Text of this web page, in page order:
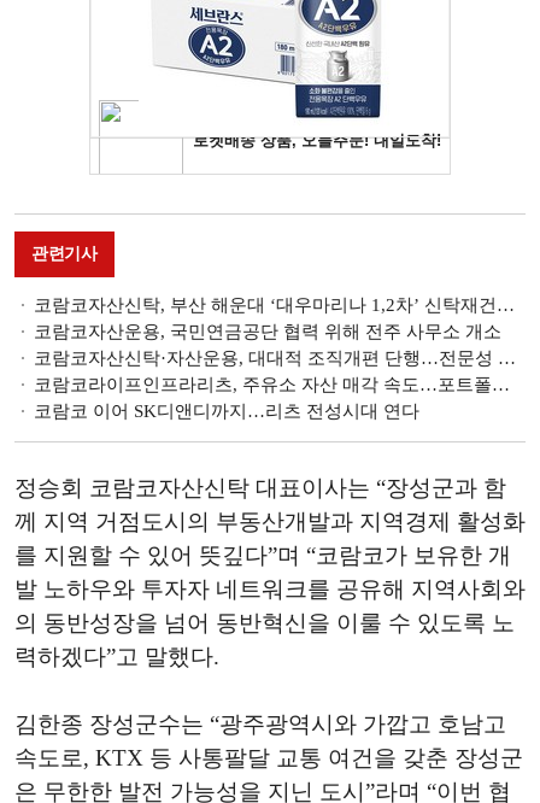
관련기사
코람코자산신탁, 부산 해운대 ‘대우마리나 1,2차’ 신탁재건축 추진
코람코자산운용, 국민연금공단 협력 위해 전주 사무소 개소
코람코자산신탁·자산운용, 대대적 조직개편 단행…전문성 강화 방점
코람코라이프인프라리츠, 주유소 자산 매각 속도…포트폴리오 개선
코람코 이어 SK디앤디까지…리츠 전성시대 연다
정승회 코람코자산신탁 대표이사는 “장성군과 함
께 지역 거점도시의 부동산개발과 지역경제 활성화
를 지원할 수 있어 뜻깊다”며 “코람코가 보유한 개
발 노하우와 투자자 네트워크를 공유해 지역사회와
의 동반성장을 넘어 동반혁신을 이룰 수 있도록 노
력하겠다”고 말했다.
김한종 장성군수는 “광주광역시와 가깝고 호남고
속도로, KTX 등 사통팔달 교통 여건을 갖춘 장성군
은 무한한 발전 가능성을 지닌 도시”라며 “이번 협